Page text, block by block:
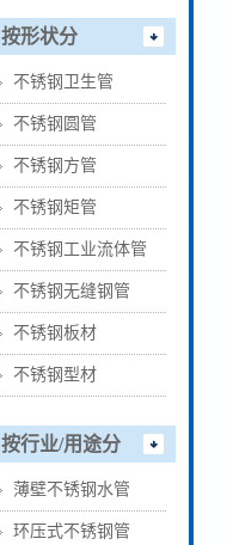
按形状分
不锈钢卫生管
不锈钢圆管
不锈钢方管
不锈钢矩管
不锈钢工业流体管
不锈钢无缝钢管
不锈钢板材
不锈钢型材
按行业/用途分
薄壁不锈钢水管
环压式不锈钢管